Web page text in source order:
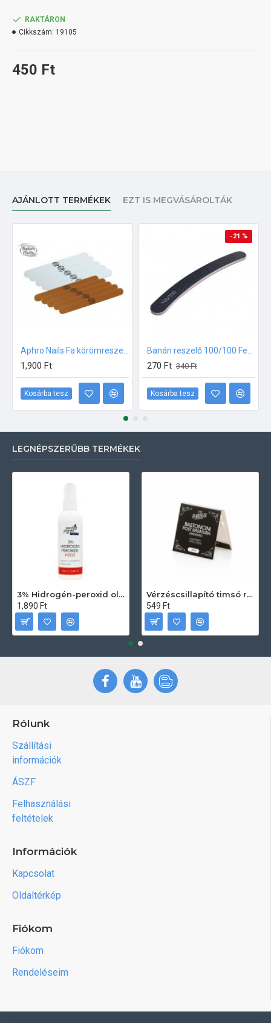
450 Ft
RAKTÁRON
Cikkszám: 19105
AJÁNLOTT TERMÉKEK EZT IS MEGVÁSÁROLTÁK
1,900 Ft
Kosárba tesz
-21 %
270 Ft 340 Ft
Kosárba tesz
LEGNÉPSZERŰBB TERMÉKEK
3% Hidrogén-peroxid oldat (sebfertőtlenítő) 100ml
1,890 Ft
Vérzéscsillapító timsó rúd 20db
549 Ft
Rólunk
Szállítási
információk
ÁSZF
Felhasználási
feltételek
Információk
Kapcsolat
Oldaltérkép
Fiókom
Fiókom
Rendeléseim